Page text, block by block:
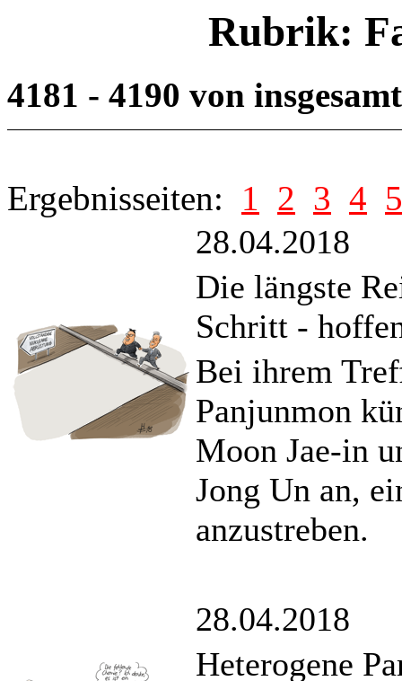
Rubrik:
4181 - 4190 von
Ergebnisseiten: 1 2 3 4 5
28.04.2018
Die längste
Schritt -
Bei ihrem
Panjunmon
Moon Jae-in
Jong Un an,
anzustreben.
28.04.2018
Heterogene